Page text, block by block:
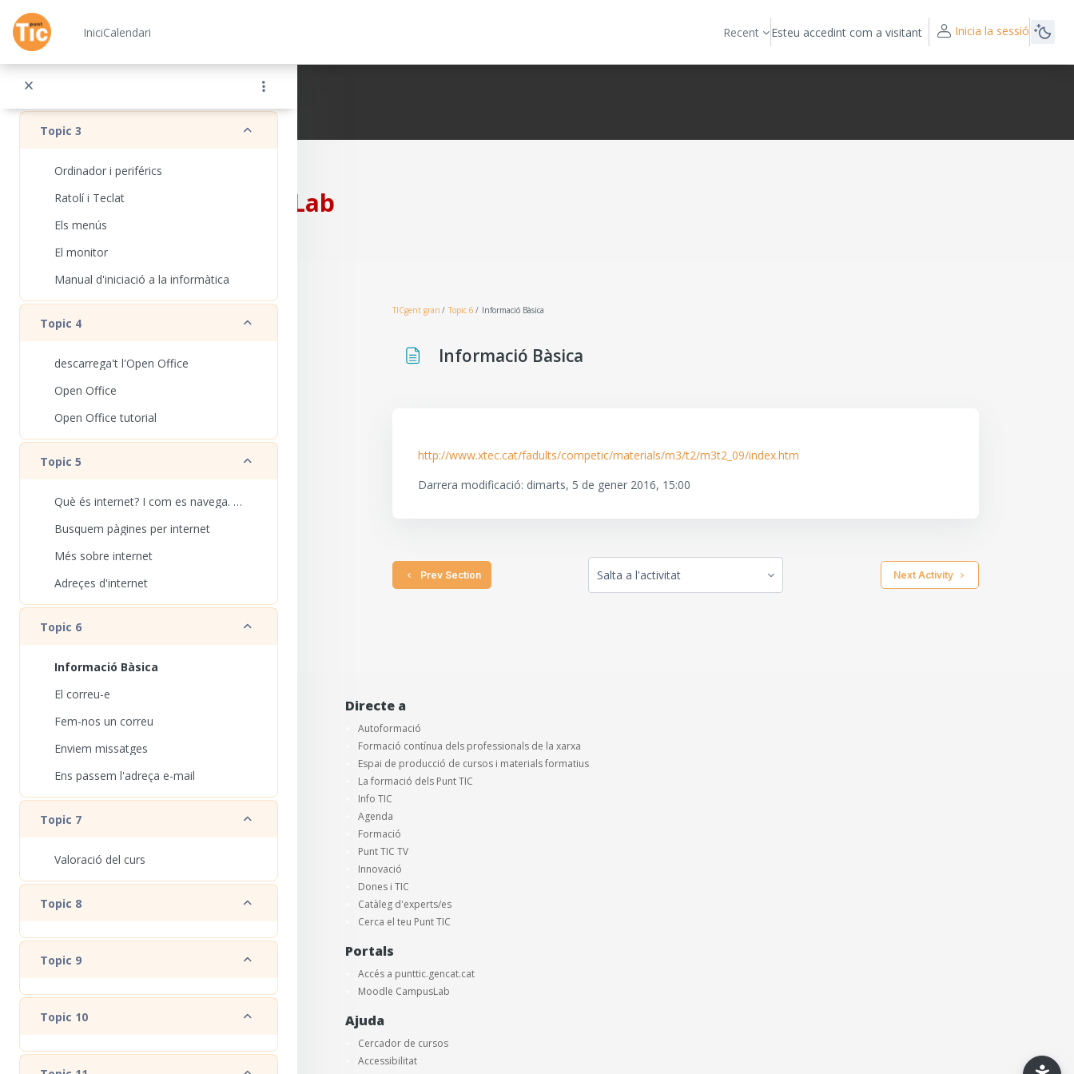
Xarxa Punt TIC
CampusLab
IniciCalendari Recent Esteu accedint com a visitant Inicia la sessió
Què és el Moodle?
Topic 3 Redueix
Ordinador i periférics
Ratolí i Teclat
Els menús
El monitor
Manual d'iniciació a la informàtica
Topic 4 Redueix
descarrega't l'Open Office
Open Office
Open Office tutorial
Topic 5 Redueix
Què és internet? I com es navega. Fire Fox
Busquem pàgines per internet
Més sobre internet
Adreçes d'internet
Topic 6 Redueix
Informació Bàsica
El correu-e
Fem-nos un correu
Enviem missatges
Ens passem l'adreça e-mail
Topic 7 Redueix
Valoració del curs
Topic 8 Redueix
Topic 9 Redueix
Topic 10 Redueix
TICgent gran Topic 6 Informació Bàsica
Informació Bàsica
http://www.xtec.cat/fadults/competic/materials/m3/t2/m3t2_09/index.htm
Darrera modificació: dimarts, 5 de gener 2016, 15:00
  Prev Section
Salta a l'activitat Next Activity
Directe a
Autoformació
Formació contínua dels professionals de la xarxa
Espai de producció de cursos i materials formatius
La formació dels Punt TIC
Info TIC
Agenda
Formació
Punt TIC TV
Innovació
Dones i TIC
Catàleg d'experts/es
Cerca el teu Punt TIC
Portals
Accés a punttic.gencat.cat
Moodle CampusLab
Ajuda
Cercador de cursos
Accessibilitat